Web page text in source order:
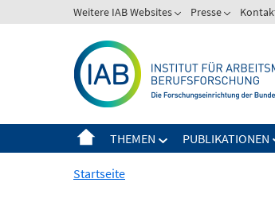
zum
Weitere IAB Websites Presse
THEMEN PUBLIKATIONEN
Startseite